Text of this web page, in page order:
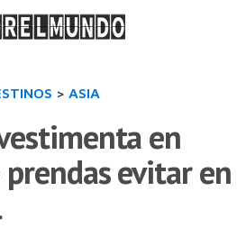
> ASIA
en
evitar en